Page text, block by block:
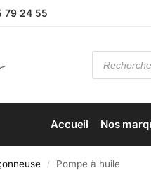
79 24 55
Accueil Nos
/ Pompe à huile